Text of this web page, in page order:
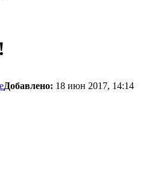
Добавлено: 18 июн 2017, 14:14